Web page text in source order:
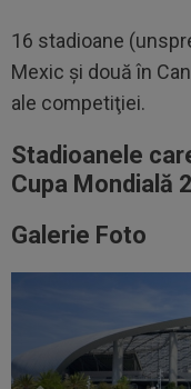
16 stadioane
Mexic şi două în
ale competiţiei.
Stadioanele
Cupa Mondială
Galerie Foto